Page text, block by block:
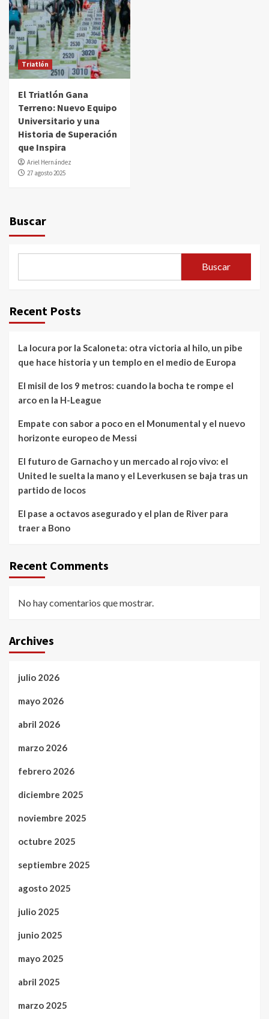
Triatlón
El Triatlón Gana
Terreno: Nuevo Equipo
Universitario y una
Historia de Superación
que Inspira
Ariel Hernández
27 agosto 2025
Buscar
Buscar
Recent Posts
La locura por la Scaloneta: otra victoria al hilo, un pibe
que hace historia y un templo en el medio de Europa
El misil de los 9 metros: cuando la bocha te rompe el
arco en la H-League
Empate con sabor a poco en el Monumental y el nuevo
horizonte europeo de Messi
El futuro de Garnacho y un mercado al rojo vivo: el
United le suelta la mano y el Leverkusen se baja tras un
partido de locos
El pase a octavos asegurado y el plan de River para
traer a Bono
Recent Comments
No hay comentarios que mostrar.
Archives
julio 2026
mayo 2026
abril 2026
marzo 2026
febrero 2026
diciembre 2025
noviembre 2025
octubre 2025
septiembre 2025
agosto 2025
julio 2025
junio 2025
mayo 2025
abril 2025
marzo 2025